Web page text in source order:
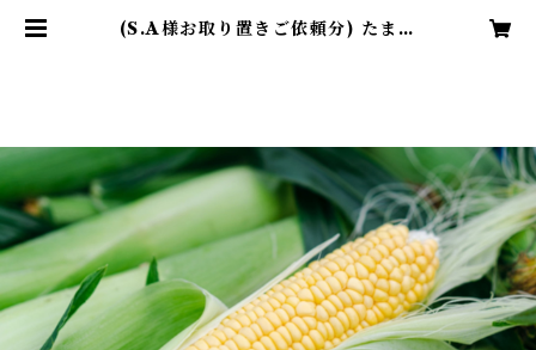
(S.A様お取り置きご依頼分) たまが